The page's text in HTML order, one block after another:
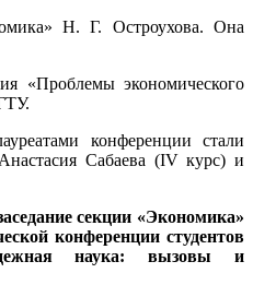
Н. Г. Остроухова. Она
«Проблемы экономического
конференции стали
Сабаева (IV курс) и
секции «Экономика»
конференции студентов
наука: вызовы и